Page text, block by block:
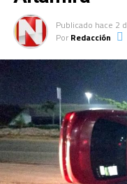
en infraestructura
industrial del
Publicado hace 2
Por Redacción